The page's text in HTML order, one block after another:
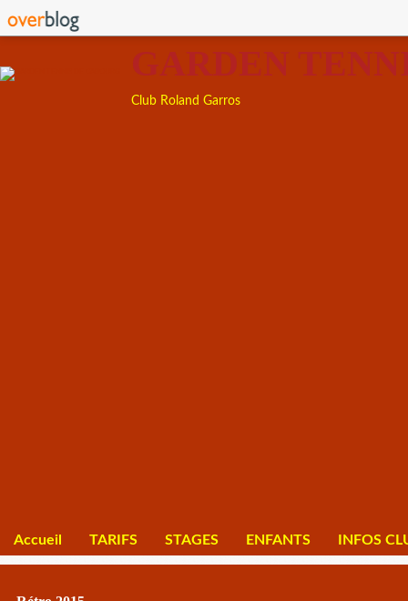
GARDEN
Club Roland Garros
Accueil TARIFS STAGES ENFANTS INFOS